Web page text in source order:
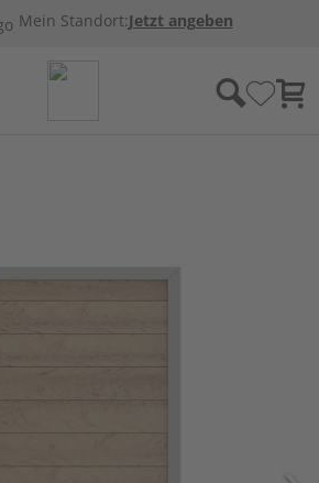
Mein Standort:Jetzt angeben